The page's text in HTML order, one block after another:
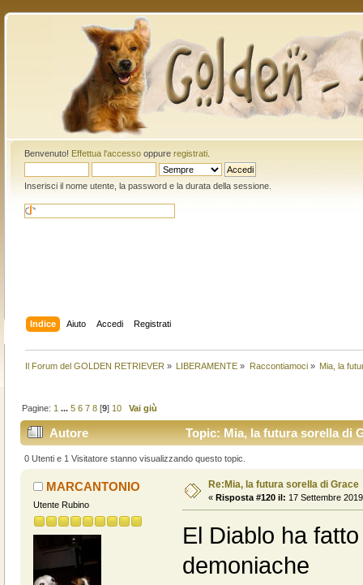
Benvenuto! Effettua l'accessooppure registrati.
Inserisci il nome utente, la password e la durata della sessione.
Indice Aiuto Accedi Registrati
Il Forum del GOLDEN RETRIEVER » LIBERAMENTE » Raccontiamoci» Mia, la
Pagine: 1 ...5 6 7 8 [9] 10 Vai giù
Autore Topic: Mia, la futura sorella di
0 Utenti e 1 Visitatore stanno visualizzando questo topic.
MARCANTONIO
Utente Rubino
Re:Mia, la futura sorella di Grace
« Risposta #120 il: 17 Settembre
El Diablo ha
demoniache